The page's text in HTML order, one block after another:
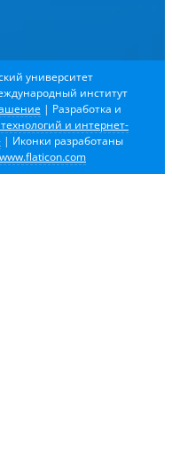
университет
институт
| Разработка и
и интернет-
| Иконки разработаны
www.flaticon.com